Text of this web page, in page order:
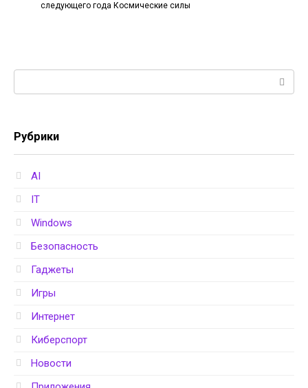
следующего года Космические силы
Рубрики
AI
IT
Windows
Безопасность
Гаджеты
Игры
Интернет
Киберспорт
Новости